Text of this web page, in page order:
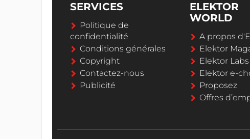
SERVICES
Politique de
confidentialité
Conditions générales
Copyright
Contactez-nous
Publicité
ELEKTOR
WORLD
A propos
Elektor
Elektor Labs
Elektor e-
Proposez
Offres